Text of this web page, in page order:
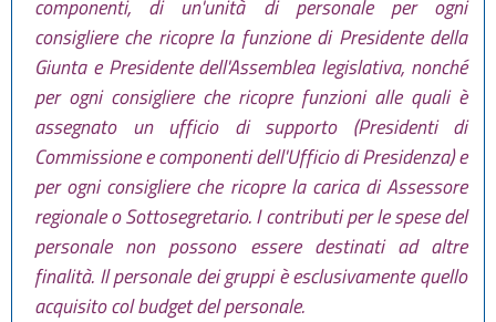
componenti, di un'unità di personale per ogni
consigliere che ricopre la funzione di Presidente della
Giunta e Presidente dell'Assemblea legislativa, nonché
per ogni consigliere che ricopre funzioni alle quali è
assegnato un ufficio di supporto (Presidenti di
Commissione e componenti dell'Ufficio di Presidenza) e
per ogni consigliere che ricopre la carica di Assessore
regionale o Sottosegretario. I contributi per le spese del
personale non possono essere destinati ad altre
finalità. Il personale dei gruppi è esclusivamente quello
acquisito col budget del personale.